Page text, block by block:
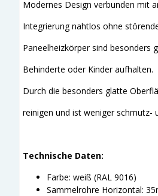
Modernes Design verbunden mit
Integrierung nahtlos ohne
Paneelheizkörper sind besonders
Behinderte oder Kinder aufhalten.
Durch die besonders glatte
reinigen und ist weniger schmutz-
Technische Daten:
Farbe: weiß (RAL 9016)
Sammelrohre Horizontal: